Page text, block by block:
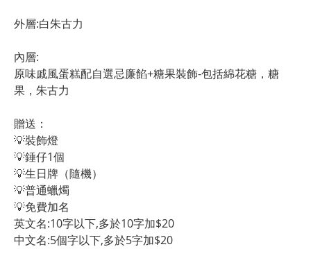
外層:白朱古力
內層:
原味戚風蛋糕配自選忌廉餡+糖果裝飾-包括綿花糖，糖
果，朱古力
贈送：
💡裝飾燈
💡錘仔1個
💡生日牌（隨機）
💡普通蠟燭
💡免費加名
英文名:10字以下,多於10字加$20
中文名:5個字以下,多於5字加$20